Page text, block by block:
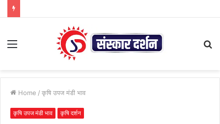
Menu
Home / कृषि उपज मंडी भाव
कृषि उपज मंडी भाव कृषि दर्शन